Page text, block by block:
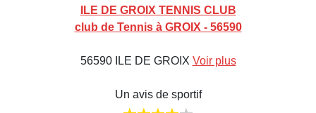
ILE DE GROIX TENNIS CLUB
club de Tennis à GROIX - 56590
56590 ILE DE GROIX Voir plus
Un avis de sportif